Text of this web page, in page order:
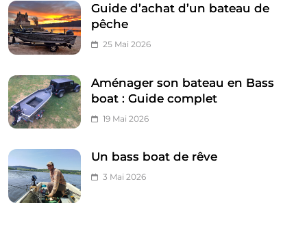
Guide d’achat d’un bateau de
pêche
25 Mai 2026
Aménager son bateau en Bass
boat : Guide complet
19 Mai 2026
Un bass boat de rêve
3 Mai 2026